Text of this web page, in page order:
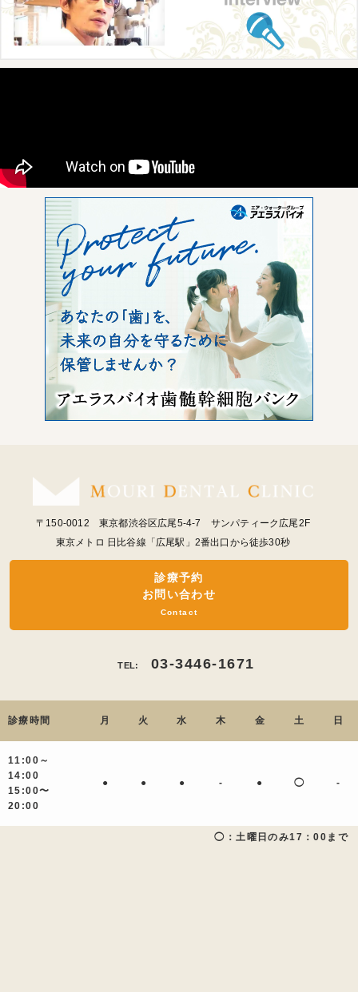
〒150-0012 東京都渋谷区広尾5-4-7 サンパティーク広尾2F
東京メトロ 日比谷線「広尾駅」2番出口から徒歩30秒
診療予約
お問い合わせ
Contact
TEL: 03-3446-1671
診療時間 月 火 水 木 金 土 日
11:00～
14:00
15:00〜
20:00
● ● ● - ● ◯ -
◯：土曜日のみ17：00まで